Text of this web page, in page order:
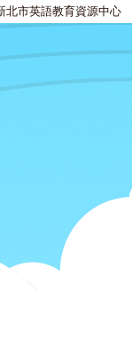
北市英語教育資源中心